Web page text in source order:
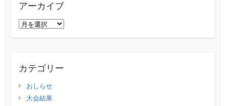
アーカイブ
ア
ー
ブ
カテゴリー
おしらせ
大会結果